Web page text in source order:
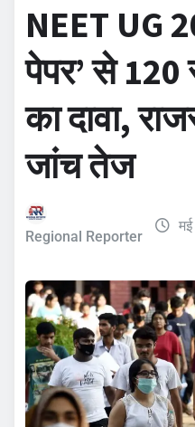
NEET UG
पेपर’ से 120
का दावा,
जांच तेज
Regional Reporter